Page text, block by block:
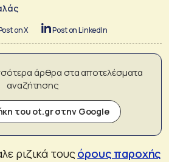
on X Post on LinkedIn
άρθρα στα αποτελέσματα
αναζήτησης
του ot.gr στην Google
ριζικά τουςόρους παροχής